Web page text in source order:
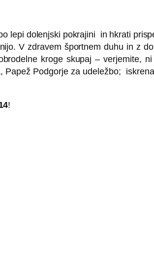
lepi dolenjski pokrajini in hkrati
V zdravem športnem duhu in z
kroge skupaj – verjemite,
Papež Podgorje za udeležbo;
!